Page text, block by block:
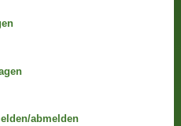
abmelden